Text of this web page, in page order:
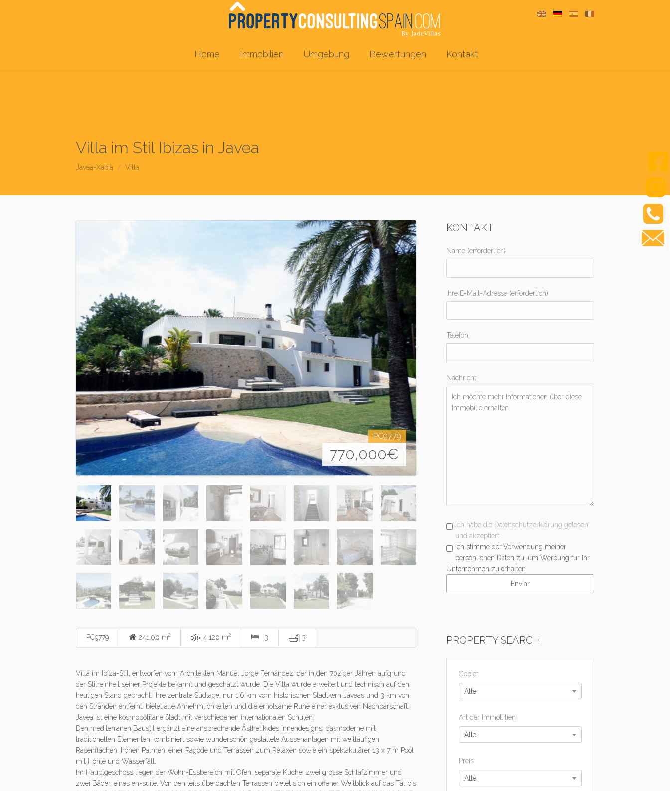
Home Immobilien Umgebung Bewertungen Kontakt
Villa im Stil Ibizas in Javea
Javea-Xabia Villa
PC9779
770,000€
PC9779 241.00 m2 4,120 m2 3 3
Villa im Ibiza-Stil, entworfen vom Architekten Manuel Jorge Fernández, der in den 70ziger Jahren aufgrund
der Stilreinheit seiner Projekte bekannt und geschätzt wurde. Die Villa wurde erweitert und technisch auf den
heutigen Stand gebracht. Ihre zentrale Südlage, nur 1,6 km vom historischen Stadtkern Jáveas und 3 km von
den Stränden entfernt, bietet alle Annehmlichkeiten und die erholsame Ruhe einer exklusiven Nachbarschaft.
Jávea ist eine kosmopolitane Stadt mit verschiedenen internationalen Schulen.
Den mediterranen Baustil ergänzt eine ansprechende Ästhetik des Innendesigns, dasmoderne mit
traditionellen Elementen kombiniert sowie wunderschön gestaltete Aussenanlagen mit weitläufigen
Rasenflächen, hohen Palmen, einer Pagode und Terrassen zum Relaxen sowie ein spektakulärer 13 x 7 m Pool
mit Höhle und Wasserfall.
Im Hauptgeschoss liegen der Wohn-Essbereich mit Ofen, separate Küche, zwei grosse Schlafzimmer und
zwei Bäder, eines en-suite. Von den teils überdachten Terrassen bietet sich ein offener Weitblick auf das Tal bis
KONTAKT
Name (erforderlich)
Ihre E-Mail-Adresse (erforderlich)
Telefon
Nachricht
Ich habe die Datenschutzerklärung gelesen
und akzeptiert
Ich stimme der Verwendung meiner
persönlichen Daten zu, um Werbung für Ihr
Unternehmen zu erhalten
PROPERTY SEARCH
Gebiet
Alle
Art der Immobilien
Alle
Preis
Alle